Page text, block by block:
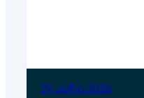
29 Julho 2026